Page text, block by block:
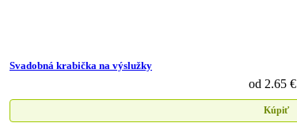
Svadobná krabička na výslužky
od 2.65 €
Kúpiť